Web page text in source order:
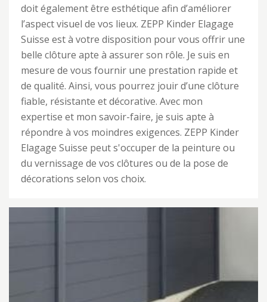
doit également être esthétique afin d’améliorer
l’aspect visuel de vos lieux. ZEPP Kinder Elagage
Suisse est à votre disposition pour vous offrir une
belle clôture apte à assurer son rôle. Je suis en
mesure de vous fournir une prestation rapide et
de qualité. Ainsi, vous pourrez jouir d’une clôture
fiable, résistante et décorative. Avec mon
expertise et mon savoir-faire, je suis apte à
répondre à vos moindres exigences. ZEPP Kinder
Elagage Suisse peut s'occuper de la peinture ou
du vernissage de vos clôtures ou de la pose de
décorations selon vos choix.